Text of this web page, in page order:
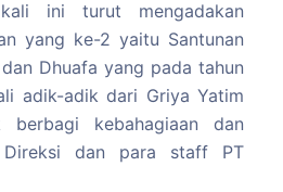
ini turut mengadakan
yang ke-2 yaitu Santunan
Dhuafa yang pada tahun
adik-adik dari Griya Yatim
kebahagiaan dan
Direksi dan para staff PT